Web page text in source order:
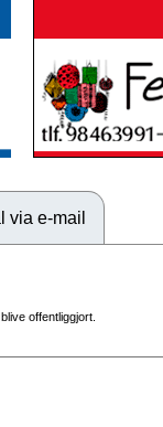
via e-mail
offentliggjort.